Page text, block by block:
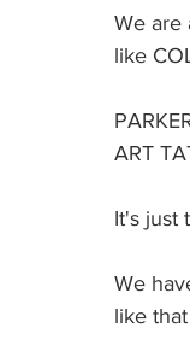
We are
like
ART
It's just
We
like